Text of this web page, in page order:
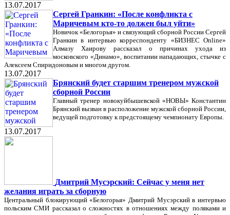
13.07.2017
Сергей Гранкин: «После конфликта с
Маричевым кто-то должен был уйти»
Новичок «Белогорья» и связующий сборной России Сергей
Гранкин в интервью корреспонденту «БИЗНЕС Online»
Алмазу Хаирову рассказал о причинах ухода из
московского «Динамо», воспитании нападающих, стычке с
Алексеем Спиридоновым и многом другом.
13.07.2017
Брянский будет старшим тренером мужской
сборной России
Главный тренер новокуйбышевской «НОВЫ» Константин
Брянский вызван в расположение мужской сборной России,
ведущей подготовку к предстоящему чемпионату Европы.
13.07.2017
Дмитрий Мусэрский: Сейчас у меня нет
желания играть за сборную
Центральный блокирующий «Белогорья» Дмитрий Мусэрский в интервью
польским СМИ рассказал о сложностях в отношениях между поляками и